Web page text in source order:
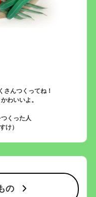
さんつくってね！
わいいよ。
くった人
け）
の